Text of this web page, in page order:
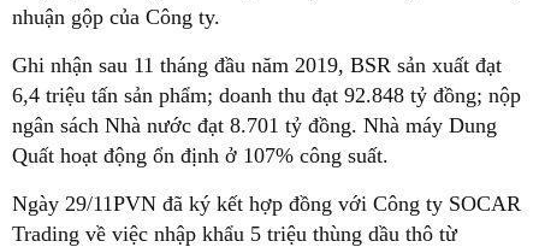
nhuận gộp của Công ty.
Ghi nhận sau 11 tháng đầu năm 2019, BSR sản xuất đạt
6,4 triệu tấn sản phẩm; doanh thu đạt 92.848 tỷ đồng; nộp
ngân sách Nhà nước đạt 8.701 tỷ đồng. Nhà máy Dung
Quất hoạt động ổn định ở 107% công suất.
Ngày 29/11PVN đã ký kết hợp đồng với Công ty SOCAR
Trading về việc nhập khẩu 5 triệu thùng dầu thô từ